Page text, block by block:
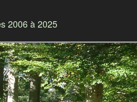
2006 à 2025